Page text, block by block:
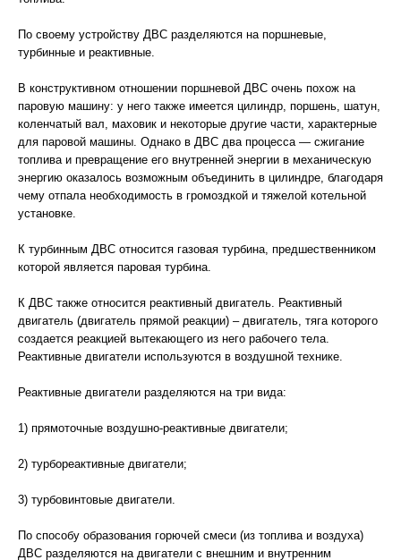
По своему устройству ДВС разделяются на поршневые,
турбинные и реактивные.
В конструктивном отношении поршневой ДВС очень похож на
паровую машину: у него также имеется цилиндр, поршень, шатун,
коленчатый вал, маховик и некоторые другие части, характерные
для паровой машины. Однако в ДВС два процесса — сжигание
топлива и превращение его внутренней энергии в механическую
энергию оказалось возможным объединить в цилиндре, благодаря
чему отпала необходимость в громоздкой и тяжелой котельной
установке.
К турбинным ДВС относится газовая турбина, предшественником
которой является паровая турбина.
К ДВС также относится реактивный двигатель. Реактивный
двигатель (двигатель прямой реакции) – двигатель, тяга которого
создается реакцией вытекающего из него рабочего тела.
Реактивные двигатели используются в воздушной технике.
Реактивные двигатели разделяются на три вида:
1) прямоточные воздушно-реактивные двигатели;
2) турбореактивные двигатели;
3) турбовинтовые двигатели.
По способу образования горючей смеси (из топлива и воздуха)
ДВС разделяются на двигатели с внешним и внутренним